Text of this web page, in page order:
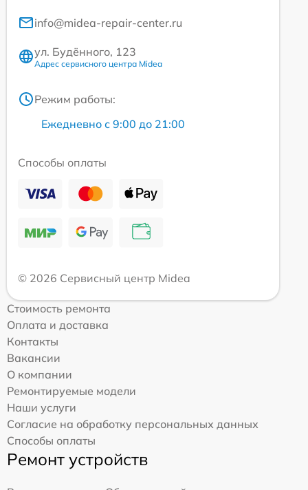
info@midea-repair-center.ru
ул. Будённого, 123
Адрес сервисного центра Midea
Режим работы:
Ежедневно с 9:00 до 21:00
Способы оплаты
© 2026 Сервисный центр Midea
Стоимость ремонта
Оплата и доставка
Контакты
Вакансии
О компании
Ремонтируемые модели
Наши услуги
Согласие на обработку персональных данных
Способы оплаты
Ремонт устройств